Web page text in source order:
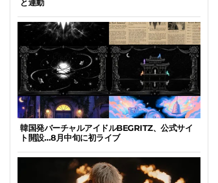
と連動
韓国発バーチャルアイドルBEGRITZ、公式サイ
ト開設…8月中旬に初ライブ